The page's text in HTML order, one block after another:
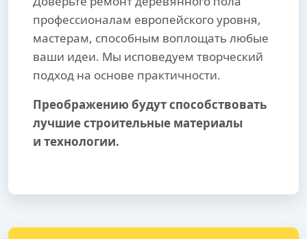
профессионалам европейского уровня,
мастерам, способным воплощать любые
ваши идеи. Мы исповедуем творческий
подход на основе практичности.
Преображению будут способствовать
лучшие строительные материалы
и технологии.